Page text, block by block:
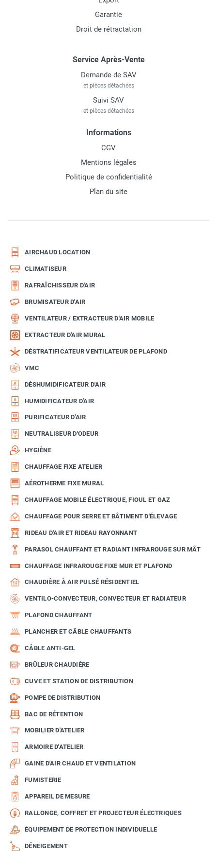
Garantie
Droit de rétractation
Service Après-Vente
Demande de SAV
et pièces détachées
Suivi SAV
et pièces détachées
Informations
CGV
Mentions légales
Politique de confidentialité
Plan du site
AIRCHAUD LOCATION
CLIMATISEUR
RAFRAÎCHISSEUR D'AIR
BRUMISATEUR D'AIR
VENTILATEUR / EXTRACTEUR D'AIR MOBILE
EXTRACTEUR D'AIR MURAL
DÉSTRATIFICATEUR VENTILATEUR DE PLAFOND
VMC
DÉSHUMIDIFICATEUR D'AIR
HUMIDIFICATEUR D'AIR
PURIFICATEUR D'AIR
NEUTRALISEUR D'ODEUR
HYGIÈNE
CHAUFFAGE FIXE ATELIER
AÉROTHERME FIXE MURAL
CHAUFFAGE MOBILE ÉLECTRIQUE, FIOUL ET GAZ
CHAUFFAGE POUR SERRE ET BÂTIMENT D'ÉLEVAGE
RIDEAU D'AIR ET RIDEAU RAYONNANT
PARASOL CHAUFFANT ET RADIANT INFRAROUGE SUR MÂT
CHAUFFAGE INFRAROUGE FIXE MUR ET PLAFOND
CHAUDIÈRE À AIR PULSÉ RÉSIDENTIEL
VENTILO-CONVECTEUR, CONVECTEUR ET RADIATEUR
PLAFOND CHAUFFANT
PLANCHER ET CÂBLE CHAUFFANTS
CÂBLE ANTI-GEL
BRÛLEUR CHAUDIÈRE
CUVE ET STATION DE DISTRIBUTION
POMPE DE DISTRIBUTION
BAC DE RÉTENTION
MOBILIER D'ATELIER
ARMOIRE D'ATELIER
GAINE D'AIR CHAUD ET VENTILATION
FUMISTERIE
APPAREIL DE MESURE
RALLONGE, COFFRET ET PROJECTEUR ÉLECTRIQUES
ÉQUIPEMENT DE PROTECTION INDIVIDUELLE
DÉNEIGEMENT